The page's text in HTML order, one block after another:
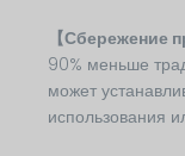
【Сбережение
90% меньше
может
использования